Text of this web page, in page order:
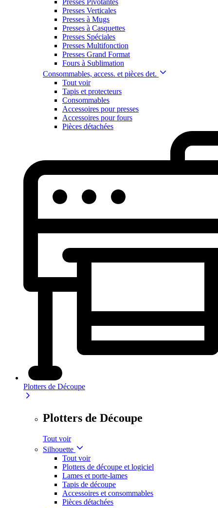
Presses Pivotantes
Presses Verticales
Presses à Mugs
Presses à Casquettes
Presses Spéciales
Presses Multifonction
Presses Grand Format
Fours à Sublimation
Consommables, access. et pièces det.
Tout voir
Tapis et protecteurs
Consommables
Accessoires pour presses
Accessoires pour fours
Pièces détachées
Plotters de Découpe
Plotters de Découpe
Tout voir
Silhouette
Tout voir
Plotters de découpe et logiciel
Lames et porte-lames
Tapis de découpe
Accessoires et consommables
Pièces détachées